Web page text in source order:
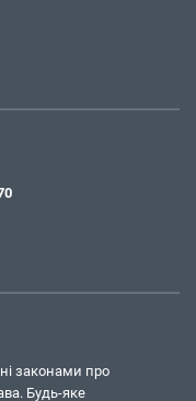
законами про
Будь-яке